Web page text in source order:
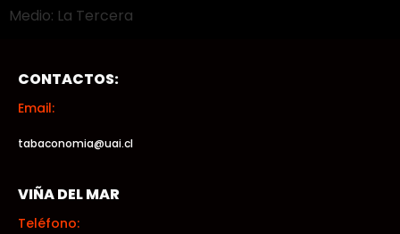
Medio: La Tercera
CONTACTOS:
Email:
tabaconomia@uai.cl
VIÑA DEL MAR
Teléfono: